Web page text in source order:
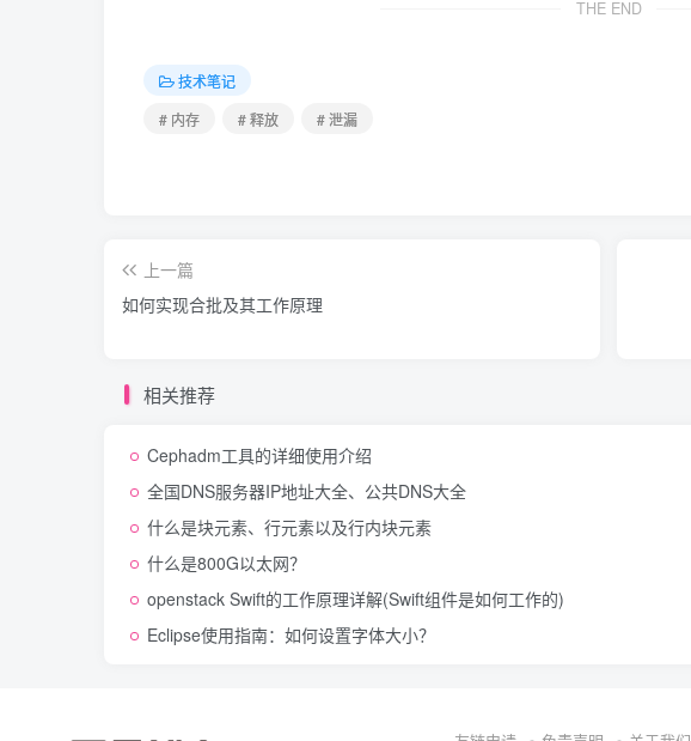
THE END
技术笔记
# 内存
# 释放 # 泄漏
上一篇
如何实现合批及其工作原理
相关推荐
Cephadm工具的详细使用介绍
全国DNS服务器IP地址大全、公共DNS大全
什么是块元素、行元素以及行内块元素
什么是800G以太网？
openstack Swift的工作原理详解(Swift组件是如何工作的)
Eclipse使用指南：如何设置字体大小？